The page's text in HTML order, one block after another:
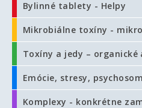
Bylinné tablety - Helpy
Mikrobiálne toxíny -
Toxíny a jedy – organické
Emócie, stresy,
Komplexy - konkrétne